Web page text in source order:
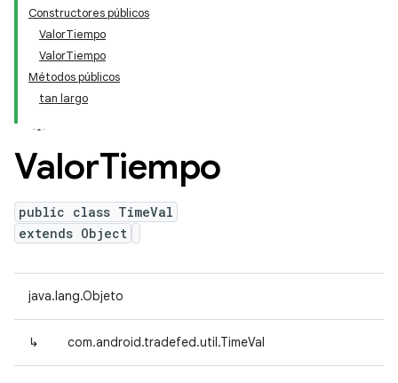
Constructores públicos
ValorTiempo
ValorTiempo
Métodos públicos
tan largo
ValorTiempo
public class TimeVal
extends Object
java.lang.Objeto
↳ com.android.tradefed.util.TimeVal